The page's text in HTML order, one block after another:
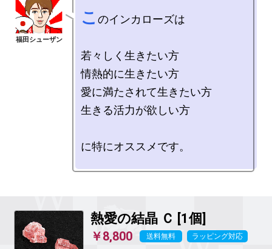
こ のインカローズは
若々しく生きたい方
情熱的に生きたい方
愛に満たされて生きたい方
生きる活力が欲しい方
に特にオススメです。
熱愛の結晶 Ｃ [1個]
￥8,800 送料無料 ラッピング対応